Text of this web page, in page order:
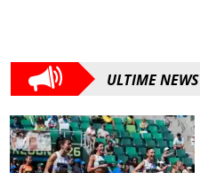
ULTIME NEWS